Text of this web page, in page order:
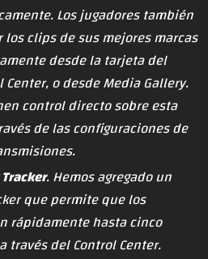
Los jugadores también
clips de sus mejores marcas
desde la tarjeta del
o desde Media Gallery.
control directo sobre esta
de las configuraciones de
. Hemos agregado un
que permite que los
rápidamente hasta cinco
través del Control Center.